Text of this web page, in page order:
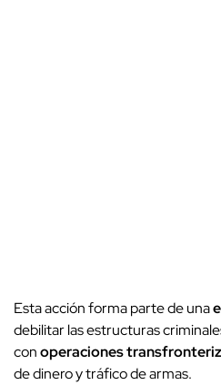
Esta acción forma parte de una
debilitar las estructuras
conoperaciones
de dinero y tráfico de armas.